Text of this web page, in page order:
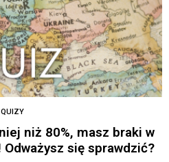
QUIZY
niż 80%, masz braki w
się sprawdzić?